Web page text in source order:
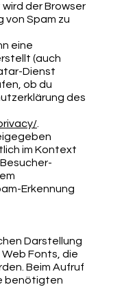
der Browser
von Spam zu
eine
(auch
Dienst
ob du
des
.
im Kontext
Erkennung
Darstellung
Fonts, die
Beim Aufruf
benötigten